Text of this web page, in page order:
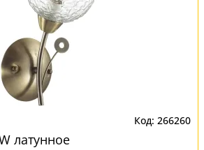
266260
латунное